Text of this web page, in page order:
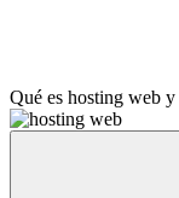
Qué es hosting web